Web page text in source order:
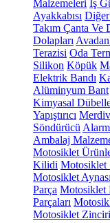
Malzemeleri İş
Ayakkabısı
Takım Çanta Ve
Dolapları
Terazisi Oda
Silikon Köpük
Elektrik Bandı
Alüminyum Bant
Kimyasal
Yapıştırıcı
Söndürücü Alarm
Ambalaj
Motosiklet
Kilidi Motosiklet
Motosiklet Aynası
Parça Motosiklet
Parçaları
Motosiklet Zinciri